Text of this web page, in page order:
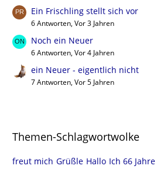
Ein Frischling stellt sich vor
6 Antworten, Vor 3 Jahren
Noch ein Neuer
6 Antworten, Vor 4 Jahren
ein Neuer - eigentlich nicht
7 Antworten, Vor 5 Jahren
Themen-Schlagwortwolke
freut mich Grüßle Hallo Ich 66